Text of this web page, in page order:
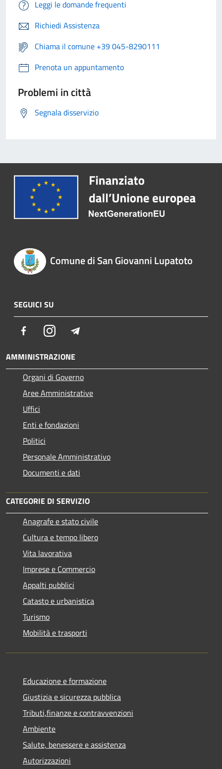
Leggi le domande frequenti
Richiedi Assistenza
Chiama il comune +39 045-8290111
Prenota un appuntamento
Problemi in città
Segnala disservizio
Comune di San Giovanni Lupatoto
SEGUICI SU
FacebookInstagram
AMMINISTRAZIONE
Organi di Governo
Aree Amministrative
Uffici
Enti e fondazioni
Politici
Personale Amministrativo
Documenti e dati
CATEGORIE DI SERVIZIO
Anagrafe e stato civile
Cultura e tempo libero
Vita lavorativa
Imprese e Commercio
Appalti pubblici
Catasto e urbanistica
Turismo
Mobilità e trasporti
Educazione e formazione
Giustizia e sicurezza pubblica
Tributi,finanze e contravvenzioni
Ambiente
Salute, benessere e assistenza
Autorizzazioni